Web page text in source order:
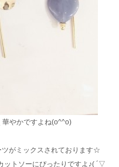
華やかですよね(o^^o)
がミックスされております☆
ットソーにぴったりですよ♪( ´▽